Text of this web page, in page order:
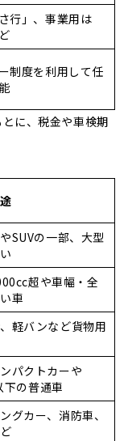
行」、事業用は
制度を利用して任
に、税金や車検期
SUVの一部、大型
超や車幅・全
車
軽バンなど貨物用
パクトカーや
の普通車
グカー、消防車、